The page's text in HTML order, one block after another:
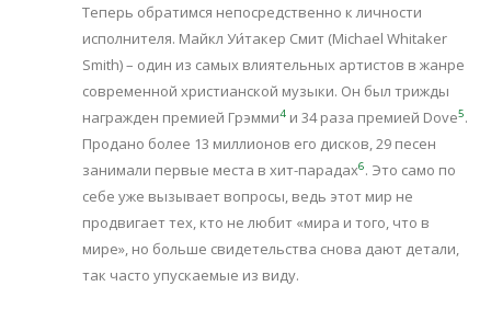
Теперь обратимся непосредственно к личности
исполнителя. Майкл Уи́такер Смит (Michael Whitaker
Smith) – один из самых влиятельных артистов в жанре
современной христианской музыки. Он был трижды
награжден премией Грэмми4 и 34 раза премией Dove5.
Продано более 13 миллионов его дисков, 29 песен
занимали первые места в хит-парадах6. Это само по
себе уже вызывает вопросы, ведь этот мир не
продвигает тех, кто не любит «мира и того, что в
мире», но больше свидетельства снова дают детали,
так часто упускаемые из виду.